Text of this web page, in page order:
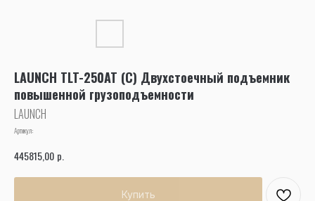
LAUNCH TLT-250AT (C) Двухстоечный подъемник
повышенной грузоподъемности
LAUNCH
Артикул:
445815,00 р.
Купить